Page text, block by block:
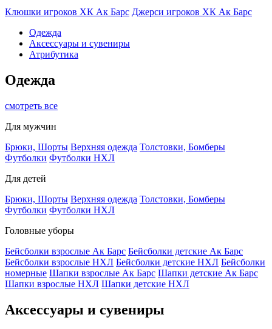
Клюшки игроков ХК Ак Барс Джерси игроков ХК Ак Барс
Одежда
Аксессуары и сувениры
Атрибутика
Одежда
смотреть все
Для мужчин
Брюки, Шорты Верхняя одежда Толстовки, Бомберы
Футболки Футболки НХЛ
Для детей
Брюки, Шорты Верхняя одежда Толстовки, Бомберы
Футболки Футболки НХЛ
Головные уборы
Бейсболки взрослые Ак Барс Бейсболки детские Ак Барс
Бейсболки взрослые НХЛ Бейсболки детские НХЛ Бейсболки
номерные Шапки взрослые Ак Барс Шапки детские Ак Барс
Шапки взрослые НХЛ Шапки детские НХЛ
Аксессуары и сувениры